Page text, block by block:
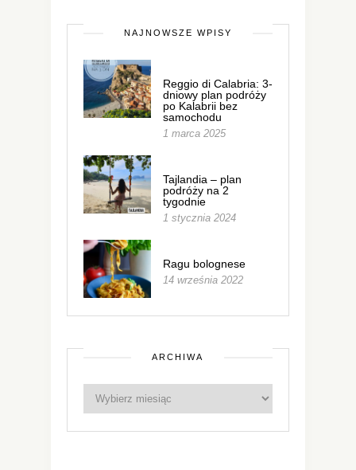
NAJNOWSZE WPISY
Reggio di Calabria: 3-
dniowy plan podróży
po Kalabrii bez
samochodu
1 marca 2025
Tajlandia – plan
podróży na 2
tygodnie
1 stycznia 2024
Ragu bolognese
14 września 2022
ARCHIWA